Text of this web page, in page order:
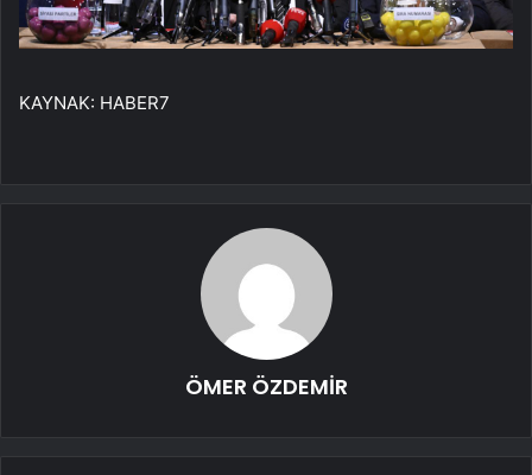
KAYNAK: HABER7
ÖMER ÖZDEMİR